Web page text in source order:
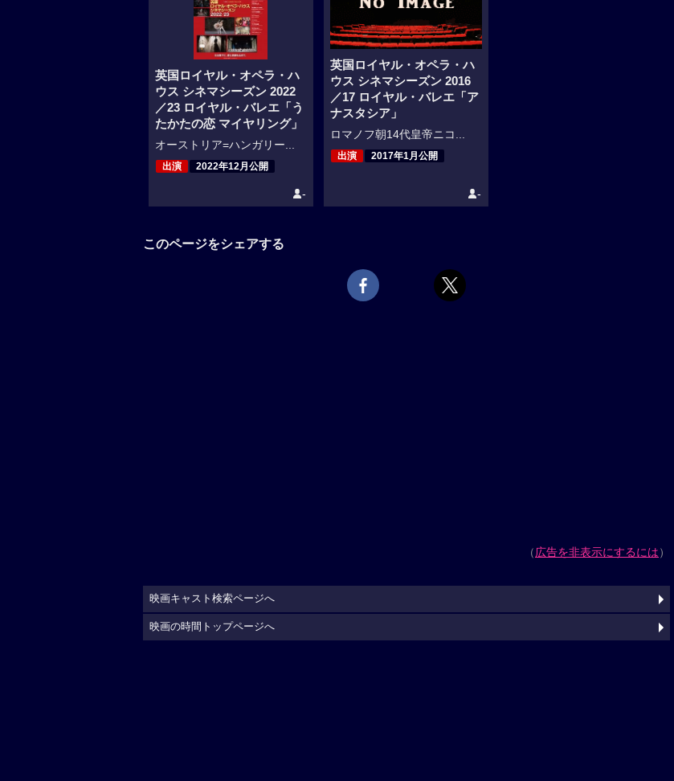
英国ロイヤル・オペラ・ハ
ウス シネマシーズン 2022
／23 ロイヤル・バレエ「う
たかたの恋 マイヤリング」
オーストリア=ハンガリー...
出演 2022年12月公開
-
英国ロイヤル・オペラ・ハ
ウス シネマシーズン 2016
／17 ロイヤル・バレエ「ア
ナスタシア」
ロマノフ朝14代皇帝ニコ...
出演 2017年1月公開
-
このページをシェアする
（広告を非表示にするには）
映画キャスト検索ページへ
映画の時間トップページへ